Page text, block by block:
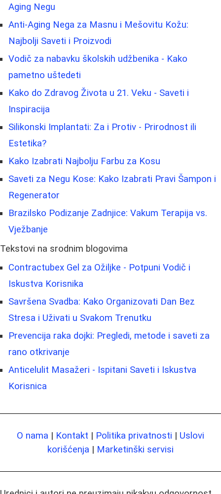
Aging Negu
Anti-Aging Nega za Masnu i Mešovitu Kožu:
Najbolji Saveti i Proizvodi
Vodič za nabavku školskih udžbenika - Kako
pametno uštedeti
Kako do Zdravog Života u 21. Veku - Saveti i
Inspiracija
Silikonski Implantati: Za i Protiv - Prirodnost ili
Estetika?
Kako Izabrati Najbolju Farbu za Kosu
Saveti za Negu Kose: Kako Izabrati Pravi Šampon i
Regenerator
Brazilsko Podizanje Zadnjice: Vakum Terapija vs.
Vježbanje
Tekstovi na srodnim blogovima
Contractubex Gel za Ožiljke - Potpuni Vodič i
Iskustva Korisnika
Savršena Svadba: Kako Organizovati Dan Bez
Stresa i Uživati u Svakom Trenutku
Prevencija raka dojki: Pregledi, metode i saveti za
rano otkrivanje
Anticelulit Masažeri - Ispitani Saveti i Iskustva
Korisnica
O nama | Kontakt | Politika privatnosti | Uslovi
korišćenja | Marketinški servisi